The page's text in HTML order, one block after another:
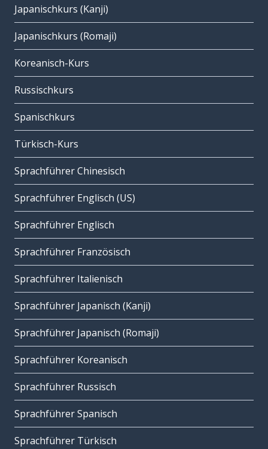
Japanischkurs (Kanji)
Japanischkurs (Romaji)
Koreanisch-Kurs
Russischkurs
Spanischkurs
Türkisch-Kurs
Sprachführer Chinesisch
Sprachführer Englisch (US)
Sprachführer Englisch
Sprachführer Französisch
Sprachführer Italienisch
Sprachführer Japanisch (Kanji)
Sprachführer Japanisch (Romaji)
Sprachführer Koreanisch
Sprachführer Russisch
Sprachführer Spanisch
Sprachführer Türkisch